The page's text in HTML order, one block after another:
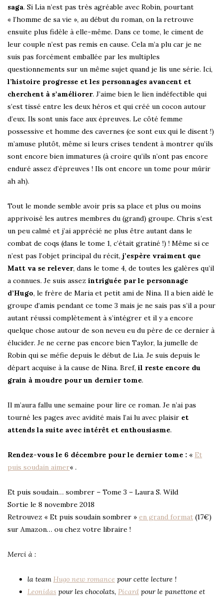
saga. Si Lia n’est pas très agréable avec Robin, pourtant
« l’homme de sa vie », au début du roman, on la retrouve
ensuite plus fidèle à elle-même. Dans ce tome, le ciment de
leur couple n’est pas remis en cause. Cela m’a plu car je ne
suis pas forcément emballée par les multiples
questionnements sur un même sujet quand je lis une série. Ici,
l’histoire progresse et les personnages avancent et
cherchent à s’améliorer. J’aime bien le lien indéfectible qui
s’est tissé entre les deux héros et qui créé un cocon autour
d’eux. Ils sont unis face aux épreuves. Le côté femme
possessive et homme des cavernes (ce sont eux qui le disent !)
m’amuse plutôt, même si leurs crises tendent à montrer qu’ils
sont encore bien immatures (à croire qu’ils n’ont pas encore
enduré assez d’épreuves ! Ils ont encore un tome pour mûrir
ah ah).
Tout le monde semble avoir pris sa place et plus ou moins
apprivoisé les autres membres du (grand) groupe. Chris s’est
un peu calmé et j’ai apprécié ne plus être autant dans le
combat de coqs (dans le tome 1, c’était gratiné !) ! Même si ce
n’est pas l’objet principal du récit, j’espère vraiment que
Matt va se relever, dans le tome 4, de toutes les galères qu’il
a connues. Je suis assez intriguée par le personnage
d’Hugo, le frère de Maria et petit ami de Nina. Il a bien aidé le
groupe d’amis pendant ce tome 3 mais je ne sais pas s’il a pour
autant réussi complètement à s’intégrer et il y a encore
quelque chose autour de son neveu eu du père de ce dernier à
élucider. Je ne cerne pas encore bien Taylor, la jumelle de
Robin qui se méfie depuis le début de Lia. Je suis depuis le
départ acquise à la cause de Nina. Bref, il reste encore du
grain à moudre pour un dernier tome.
Il m’aura fallu une semaine pour lire ce roman. Je n’ai pas
tourné les pages avec avidité mais l’ai lu avec plaisir et
attends la suite avec intérêt et enthousiasme.
Rendez-vous le 6 décembre pour le dernier tome : « Et
puis soudain aimer« .
Et puis soudain… sombrer – Tome 3 – Laura S. Wild
Sortie le 8 novembre 2018
Retrouvez « Et puis soudain sombrer » en grand format (17€)
sur Amazon… ou chez votre libraire !
Merci à :
la team Hugo new romance pour cette lecture !
Leonidas pour les chocolats, Picard pour le panettone et